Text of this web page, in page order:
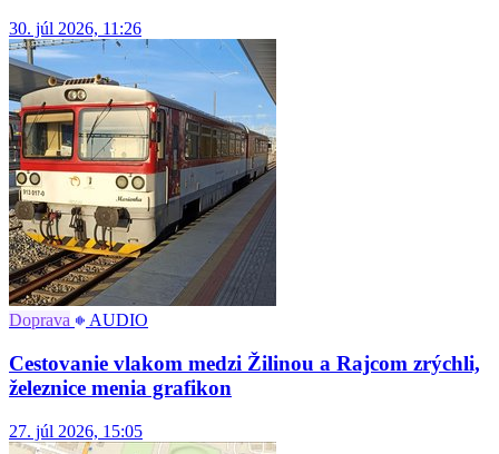
30. júl 2026, 11:26
Doprava AUDIO
Cestovanie vlakom medzi Žilinou a Rajcom zrýchli,
železnice menia grafikon
27. júl 2026, 15:05